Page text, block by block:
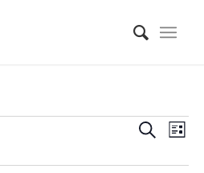
Recherche
de
Liste